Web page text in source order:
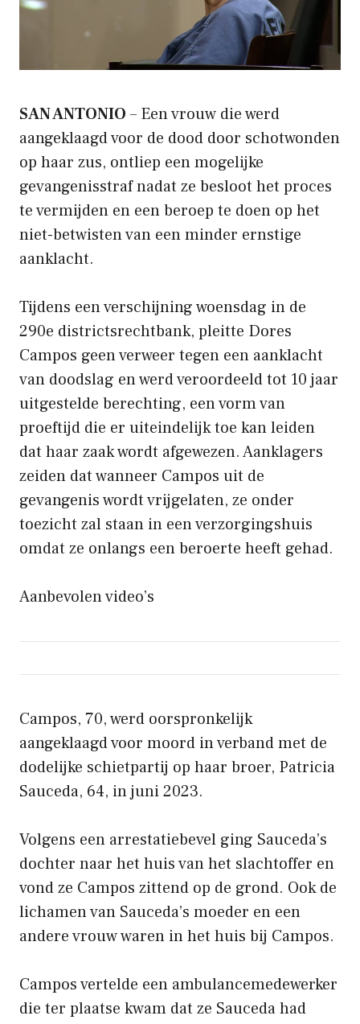
SAN ANTONIO – Een vrouw die werd
aangeklaagd voor de dood door schotwonden
op haar zus, ontliep een mogelijke
gevangenisstraf nadat ze besloot het proces
te vermijden en een beroep te doen op het
niet-betwisten van een minder ernstige
aanklacht.
Tijdens een verschijning woensdag in de
290e districtsrechtbank, pleitte Dores
Campos geen verweer tegen een aanklacht
van doodslag en werd veroordeeld tot 10 jaar
uitgestelde berechting, een vorm van
proeftijd die er uiteindelijk toe kan leiden
dat haar zaak wordt afgewezen. Aanklagers
zeiden dat wanneer Campos uit de
gevangenis wordt vrijgelaten, ze onder
toezicht zal staan ​​in een verzorgingshuis
omdat ze onlangs een beroerte heeft gehad.
Aanbevolen video’s
Campos, 70, werd oorspronkelijk
aangeklaagd voor moord in verband met de
dodelijke schietpartij op haar broer, Patricia
Sauceda, 64, in juni 2023.
Volgens een arrestatiebevel ging Sauceda’s
dochter naar het huis van het slachtoffer en
vond ze Campos zittend op de grond. Ook de
lichamen van Sauceda’s moeder en een
andere vrouw waren in het huis bij Campos.
Campos vertelde een ambulancemedewerker
die ter plaatse kwam dat ze Sauceda had